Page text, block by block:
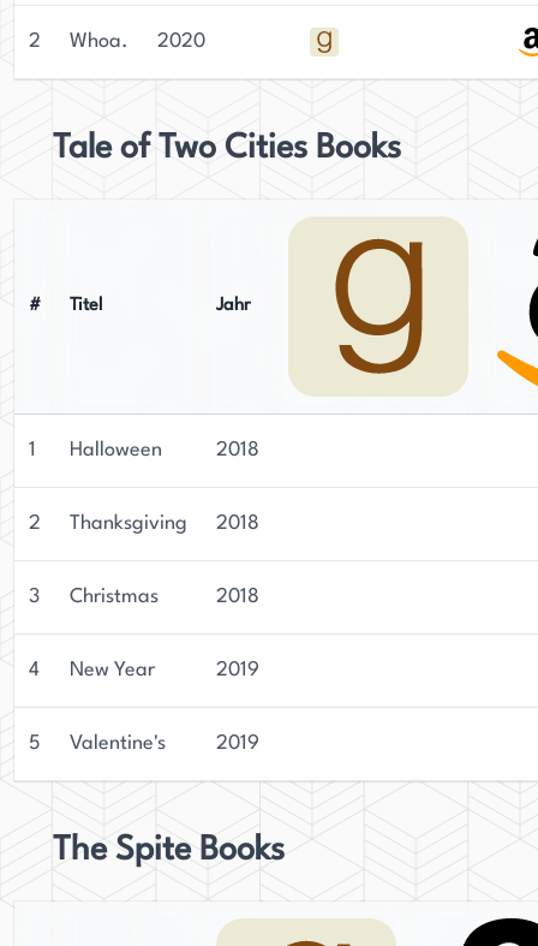
2 Whoa. 2020
Tale of Two Cities Books
# Titel Jahr
1 Halloween 2018
2 Thanksgiving 2018
3 Christmas 2018
4 New Year 2019
5 Valentine's 2019
The Spite Books